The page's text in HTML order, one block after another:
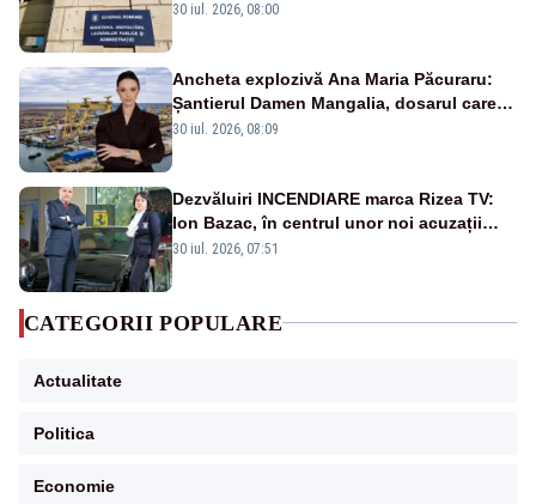
ies în stradă
30 iul. 2026, 08:00
Ancheta explozivă Ana Maria Păcuraru:
Șantierul Damen Mangalia, dosarul care
scufundă apărarea României
30 iul. 2026, 08:09
Dezvăluiri INCENDIARE marca Rizea TV:
Ion Bazac, în centrul unor noi acuzații
publice
30 iul. 2026, 07:51
CATEGORII POPULARE
Actualitate
Politica
Economie